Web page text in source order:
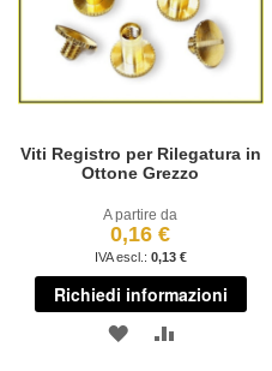
Viti Registro per Rilegatura in
Ottone Grezzo
A partire da
0,16 €
0,13 €
Richiedi informazioni
AGGIUNGIAGGIUNGI